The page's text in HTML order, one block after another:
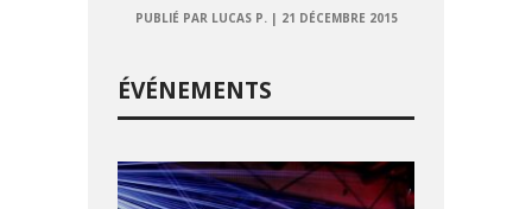
PUBLIÉ PAR LUCAS P.| 21 DÉCEMBRE 2015
ÉVÉNEMENTS